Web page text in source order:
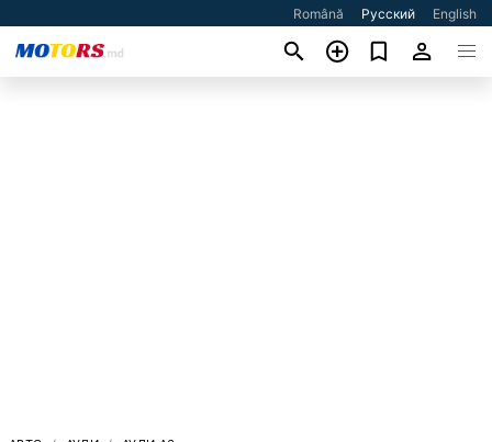
Română Русский English